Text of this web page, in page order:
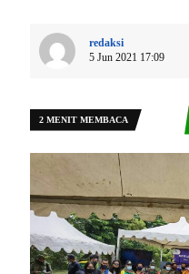
redaksi
5 Jun 2021 17:09
2 MENIT MEMBACA